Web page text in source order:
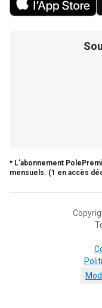
* L'abonnement
mensuels. (1 en accès